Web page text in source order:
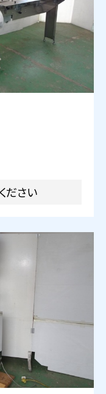
ださい